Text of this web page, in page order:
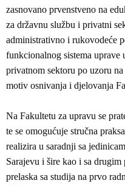
zasnovano prvenstveno na
za državnu službu i privatni
administrativno i rukovodeće
funkcionalnog sistema
privatnom sektoru po uzoru
motiv osnivanja i djelovanja
Na Fakultetu za upravu se
te se omogućuje stručna
realizira u saradnji sa
Sarajevu i šire kao i sa
prelaska sa studija na prvo